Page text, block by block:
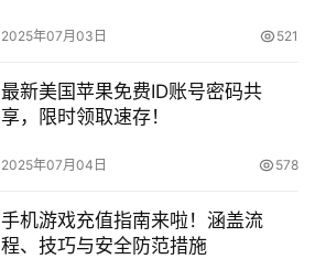
2025年07月03日 521
最新美国苹果免费ID账号密码共
享，限时领取速存！
2025年07月04日 578
手机游戏充值指南来啦！涵盖流
程、技巧与安全防范措施